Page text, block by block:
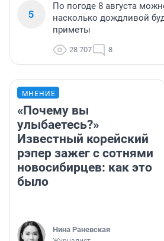
5
По погоде 8 августа
насколько дождливой
приметы
28 707 8
МНЕНИЕ
«Почему вы
улыбаетесь?»
Известный корейский
рэпер зажег с сотнями
новосибирцев: как это
было
Нина Раневская